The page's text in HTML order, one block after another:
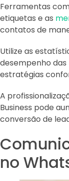
Ferramentas
etiquetas e as
contatos de
Utilize as
desempenho das
estratégias
A
Business pode
conversão de
no